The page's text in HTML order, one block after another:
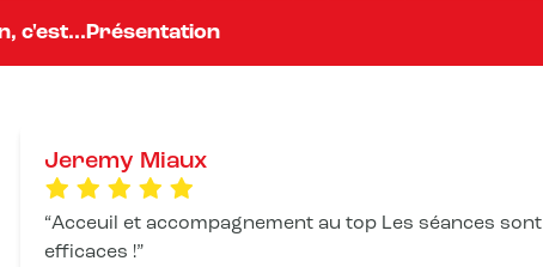
c'est... Présentation
Jeremy Miaux
Acceuil et accompagnement au top Les séances sont
efficaces !